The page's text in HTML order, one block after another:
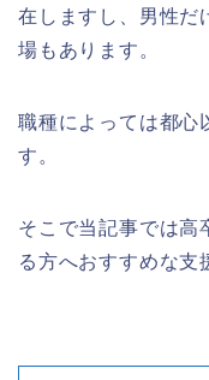
在しますし、男性だ
場もあります。
職種によっては都心
す。
そこで当記事では高
る方へおすすめな支